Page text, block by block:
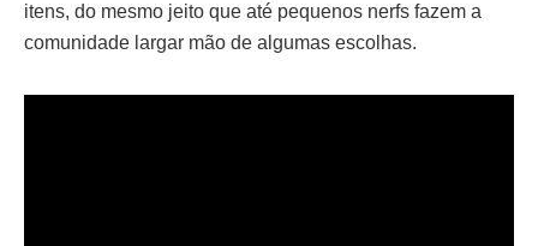
itens, do mesmo jeito que até pequenos nerfs fazem a
comunidade largar mão de algumas escolhas.